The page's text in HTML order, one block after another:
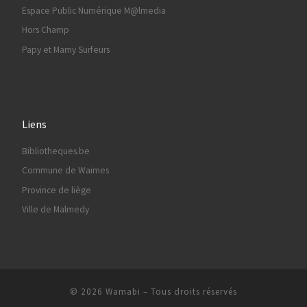
Espace Public Numérique M@lmedia
Hors Champ
Papy et Mamy Surfeurs
Liens
Bibliotheques.be
Commune de Waimes
Province de liège
Ville de Malmedy
© 2026 Wamabi – Tous droits réservés